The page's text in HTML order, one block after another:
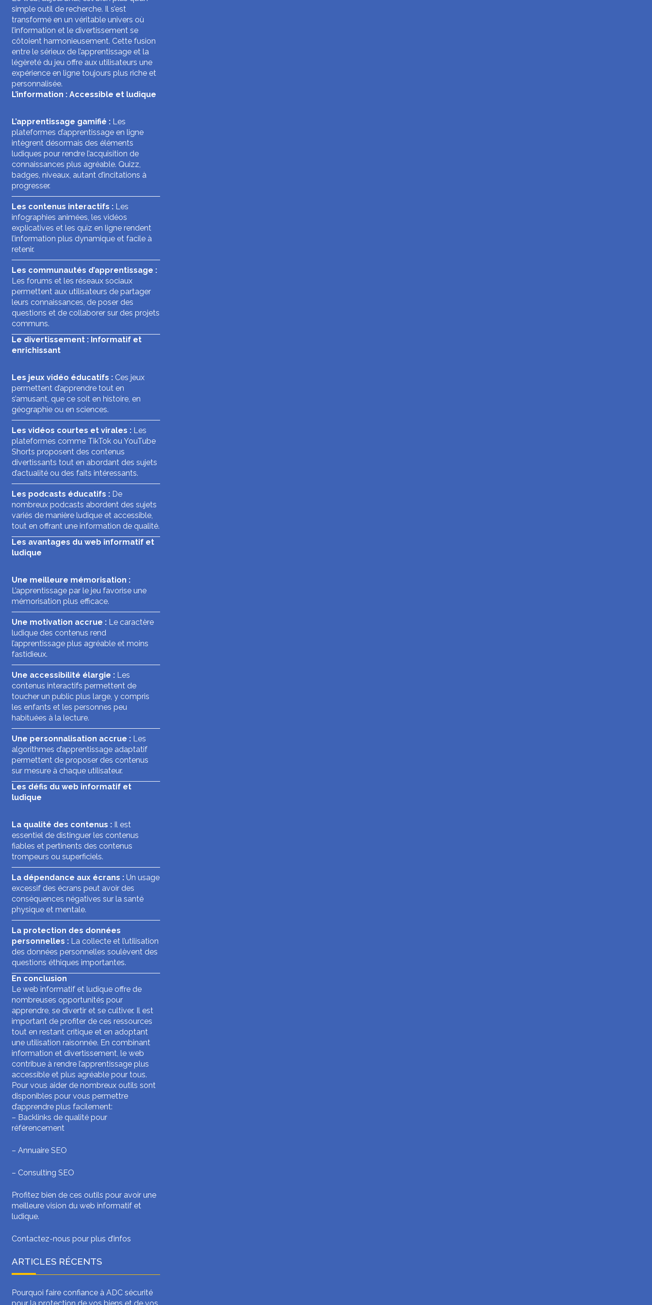
simple outil de recherche. Il s’est
transformé en un véritable univers où
l’information et le divertissement se
côtoient harmonieusement. Cette fusion
entre le sérieux de l’apprentissage et la
légèreté du jeu offre aux utilisateurs une
expérience en ligne toujours plus riche et
personnalisée.
L’information : Accessible et ludique
L’apprentissage gamifié : Les
plateformes d’apprentissage en ligne
intègrent désormais des éléments
ludiques pour rendre l’acquisition de
connaissances plus agréable. Quizz,
badges, niveaux, autant d’incitations à
progresser.
Les contenus interactifs : Les
infographies animées, les vidéos
explicatives et les quiz en ligne rendent
l’information plus dynamique et facile à
retenir.
Les communautés d’apprentissage :
Les forums et les réseaux sociaux
permettent aux utilisateurs de partager
leurs connaissances, de poser des
questions et de collaborer sur des projets
communs.
Le divertissement : Informatif et
enrichissant
Les jeux vidéo éducatifs : Ces jeux
permettent d’apprendre tout en
s’amusant, que ce soit en histoire, en
géographie ou en sciences.
Les vidéos courtes et virales : Les
plateformes comme TikTok ou YouTube
Shorts proposent des contenus
divertissants tout en abordant des sujets
d’actualité ou des faits intéressants.
Les podcasts éducatifs : De
nombreux podcasts abordent des sujets
variés de manière ludique et accessible,
tout en offrant une information de qualité.
Les avantages du web informatif et
ludique
Une meilleure mémorisation :
L’apprentissage par le jeu favorise une
mémorisation plus efficace.
Une motivation accrue : Le caractère
ludique des contenus rend
l’apprentissage plus agréable et moins
fastidieux.
Une accessibilité élargie : Les
contenus interactifs permettent de
toucher un public plus large, y compris
les enfants et les personnes peu
habituées à la lecture.
Une personnalisation accrue : Les
algorithmes d’apprentissage adaptatif
permettent de proposer des contenus
sur mesure à chaque utilisateur.
Les défis du web informatif et
ludique
La qualité des contenus : Il est
essentiel de distinguer les contenus
fiables et pertinents des contenus
trompeurs ou superficiels.
La dépendance aux écrans : Un usage
excessif des écrans peut avoir des
conséquences négatives sur la santé
physique et mentale.
La protection des données
personnelles : La collecte et l’utilisation
des données personnelles soulèvent des
questions éthiques importantes.
En conclusion
Le web informatif et ludique offre de
nombreuses opportunités pour
apprendre, se divertir et se cultiver. Il est
important de profiter de ces ressources
tout en restant critique et en adoptant
une utilisation raisonnée. En combinant
information et divertissement, le web
contribue à rendre l’apprentissage plus
accessible et plus agréable pour tous.
Pour vous aider de nombreux outils sont
disponibles pour vous permettre
d’apprendre plus facilement:
– Backlinks de qualité pour
référencement
– Annuaire SEO
– Consulting SEO
Profitez bien de ces outils pour avoir une
meilleure vision du web informatif et
ludique.
Contactez-nous pour plus d’infos
ARTICLES RÉCENTS
Pourquoi faire confiance à ADC sécurité